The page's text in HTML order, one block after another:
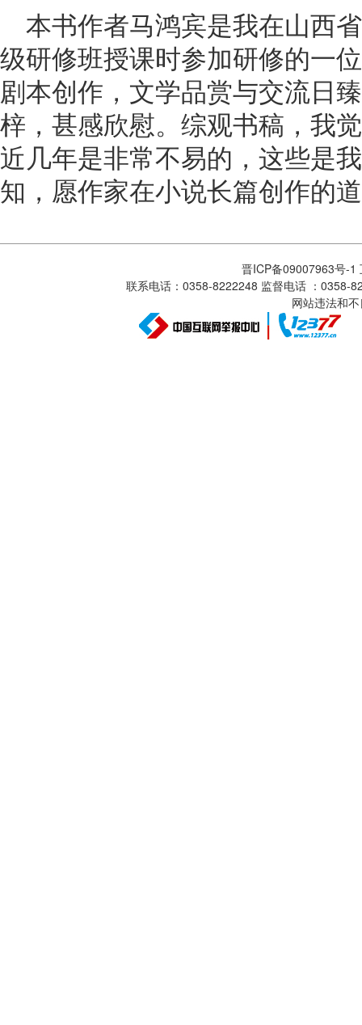
本书作者马鸿宾是我在山西
级研修班授课时参加研修的一
剧本创作，文学品赏与交流日
梓，甚感欣慰。综观书稿，我
近几年是非常不易的，这些是
知，愿作家在小说长篇创作的
晋ICP备09007963号-1
联系电话：0358-8222248 监督电话 ：
网站违法和